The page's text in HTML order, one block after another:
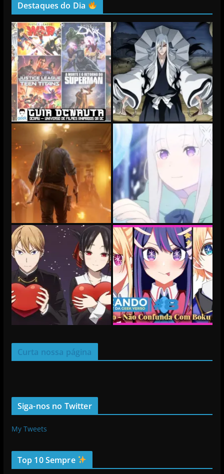
Destaques do Dia
Curta nossa página
Siga-nos no Twitter
My Tweets
Top 10 Sempre